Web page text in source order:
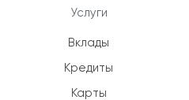
Услуги
Вклады
Кредиты
Карты